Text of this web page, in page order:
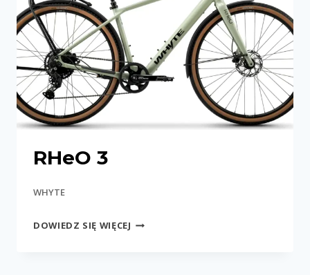
RHeO 3
WHYTE
DOWIEDZ SIĘ WIĘCEJ RHEO